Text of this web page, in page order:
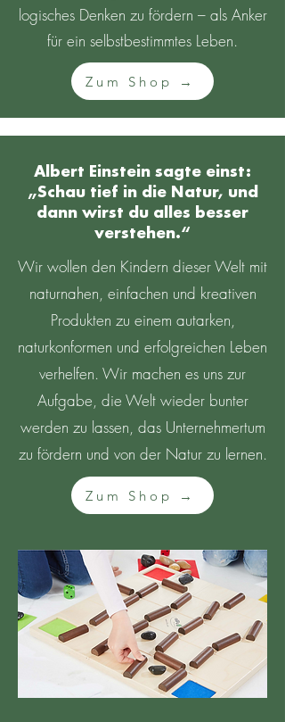
logisches Denken zu fördern – als Anker
für ein selbstbestimmtes Leben.
Zum Shop →
Albert Einstein sagte einst:
„Schau tief in die Natur, und
dann wirst du alles besser
verstehen.“
Wir wollen den Kindern dieser Welt mit
naturnahen, einfachen und kreativen
Produkten zu einem autarken,
naturkonformen und erfolgreichen Leben
verhelfen. Wir machen es uns zur
Aufgabe, die Welt wieder bunter
werden zu lassen, das Unternehmertum
zu fördern und von der Natur zu lernen.
Zum Shop →